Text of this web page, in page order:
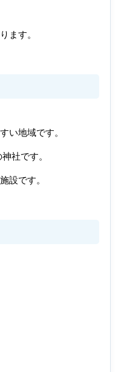
ます。
い地域です。
社です。
設です。